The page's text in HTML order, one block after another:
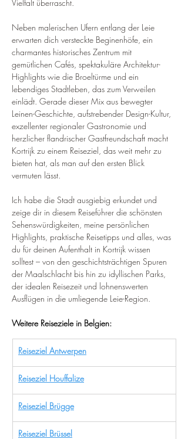
Vielfalt überrascht.
Neben malerischen Ufern entlang der Leie
erwarten dich versteckte Beginenhöfe, ein
charmantes historisches Zentrum mit
gemütlichen Cafés, spektakuläre Architektur-
Highlights wie die Broeltürme und ein
lebendiges Stadtleben, das zum Verweilen
einlädt. Gerade dieser Mix aus bewegter
Leinen-Geschichte, aufstrebender Design-Kultur,
exzellenter regionaler Gastronomie und
herzlicher flandrischer Gastfreundschaft macht
Kortrijk zu einem Reiseziel, das weit mehr zu
bieten hat, als man auf den ersten Blick
vermuten lässt.
Ich habe die Stadt ausgiebig erkundet und
zeige dir in diesem Reiseführer die schönsten
Sehenswürdigkeiten, meine persönlichen
Highlights, praktische Reisetipps und alles, was
du für deinen Aufenthalt in Kortrijk wissen
solltest – von den geschichtsträchtigen Spuren
der Maalschlacht bis hin zu idyllischen Parks,
der idealen Reisezeit und lohnenswerten
Ausflügen in die umliegende Leie-Region.
Weitere Reiseziele in Belgien:
Reiseziel Antwerpen
Reiseziel Houffalize
Reiseziel Brügge
Reiseziel Brüssel